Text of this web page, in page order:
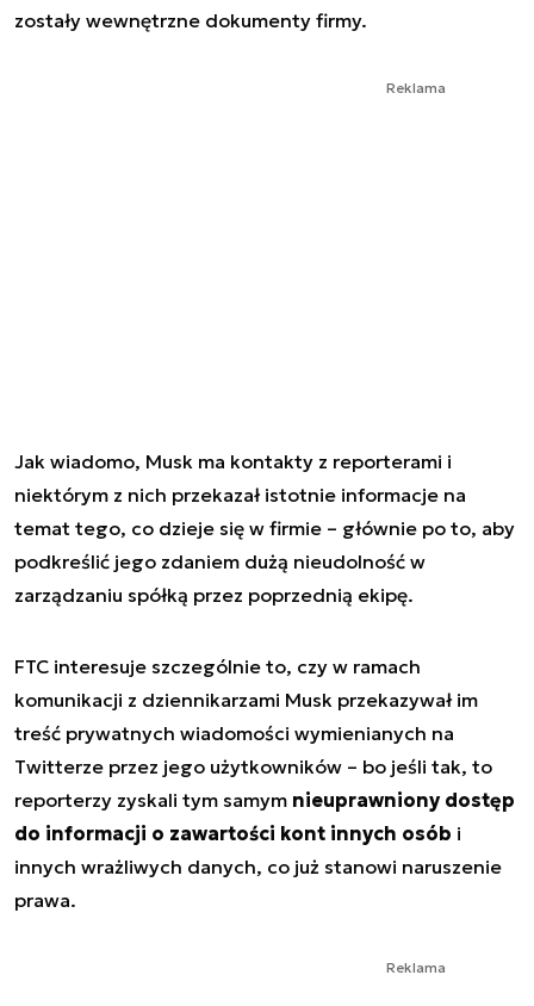
zostały wewnętrzne dokumenty firmy.
Reklama
Jak wiadomo, Musk ma kontakty z reporterami i
niektórym z nich przekazał istotnie informacje na
temat tego, co dzieje się w firmie – głównie po to, aby
podkreślić jego zdaniem dużą nieudolność w
zarządzaniu spółką przez poprzednią ekipę.
FTC interesuje szczególnie to, czy w ramach
komunikacji z dziennikarzami Musk przekazywał im
treść prywatnych wiadomości wymienianych na
Twitterze przez jego użytkowników – bo jeśli tak, to
reporterzy zyskali tym samym nieuprawniony dostęp
do informacji o zawartości kont innych osób i
innych wrażliwych danych, co już stanowi naruszenie
prawa.
Reklama